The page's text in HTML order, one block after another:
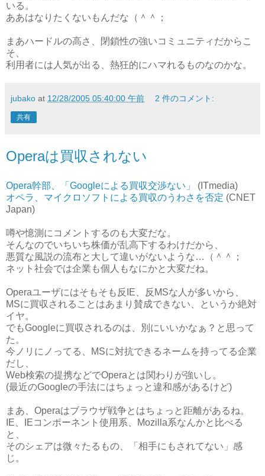
いる。
ああはなりたくないもんだな（＾＾；
まあハードルの高さ、閉鎖性の強いコミュニティだからこ
そ、
利用者には人気が出る、熱狂的にハマれるものなのかな。
jubako at 12/28/2005 05:40:00 午前 2 件のコメント:
共有
Operaは買収されない
Opera幹部、「Googleによる買収交渉ない」
(ITmedia)
オペラ、マイクロソフトによる買収のうわさを否定 (CNET
Japan)
噂や憶測にコメントするのも大変だな。
そんなのでいちいち株価が乱高下するわけだから、
悪質な風説の流布と大して違いがないような…（＾＾；
ネット社会では企業も個人もなにかと大変だね。
Operaユーザにはそもそも反IE、反MSな人が多いから、
MSに買収されることはあまり賛成できない、というか絶対
イヤ。
でもGoogleに買収されるのは、別にいいかなぁ？と思って
た。
今ノリにノってる、MSに対抗できるネームを持ってる企業
だし、
Web検索の提携などでOperaとは関わりが強いし。
(最近のGoogleの手法にはちょっと違和感があるけど)
まあ、Operaはブラウザ戦争とはちょっと距離があるね。
IE、IEコンポーネント使用系、Mozilla系なんかと比べる
と、
そのシェアは微々たるもの、「相手にもされてない」感
じ。